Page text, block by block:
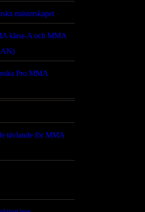
mästerskapet
klass-A och MMA
Pro MMA
tävlande för MMA